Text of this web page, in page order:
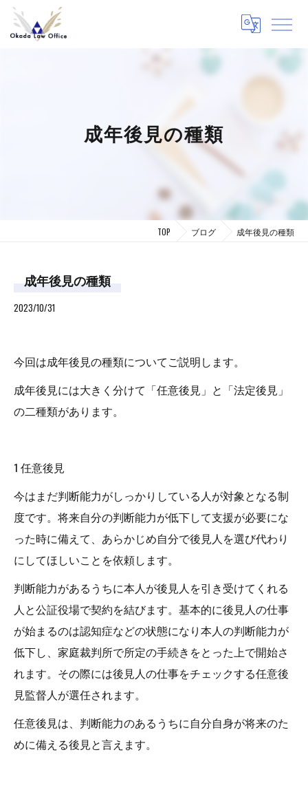
成年後見の種類
TOP ブログ 成年後見の種類
成年後見の種類
2023/10/31
今回は成年後見の種類についてご説明します。
成年後見には大きく分けて「任意後見」と「法定後見」
の二種類があります。
1 任意後見
今はまだ判断能力がしっかりしている人が対象となる制
度です。将来自分の判断能力が低下して支援が必要にな
った時に備えて、あらかじめ自分で後見人を選び代わり
にしてほしいことを依頼します。
判断能力があるうちに本人が後見人を引き受けてくれる
人と公証役場で契約を結びます。基本的に後見人の仕事
が始まるのは認知症などの状態になり本人の判断能力が
低下し、家庭裁判所で所定の手続きをとった上で開始さ
れます。その際には後見人の仕事をチェックする任意後
見監督人が選任されます。
任意後見は、判断能力のあるうちに自分自身が将来のた
めに備える後見と言えます。